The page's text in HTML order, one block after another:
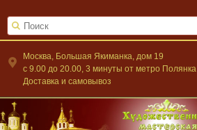
Москва, Большая Якиманка, дом 19
c 9.00 до 20.00, 3 минуты от метро Полянка
Доставка и самовывоз